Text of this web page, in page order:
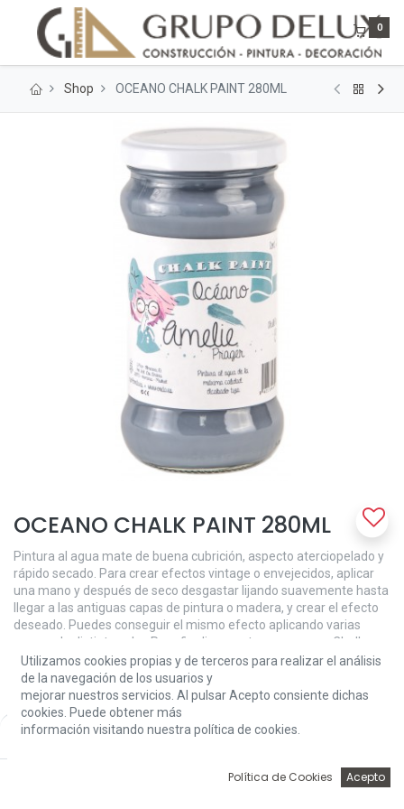
Price:
Add to Cart
0
Shop OCEANO CHALK PAINT 280ML
OCEANO CHALK PAINT 280ML
Pintura al agua mate de buena cubrición, aspecto aterciopelado y
rápido secado. Para crear efectos vintage o envejecidos, aplicar
una mano y después de seco desgastar lijando suavemente hasta
llegar a las antiguas capas de pintura o madera, y crear el efecto
deseado. Puedes conseguir el mismo efecto aplicando varias
manos de distinto color. Para ﬁnalizar proteger con cera Chalk
Paint.
7,62€
Utilizamos cookies propias y de terceros para realizar el análisis
de la navegación de los usuarios y
mejorar nuestros servicios. Al pulsar Acepto consiente dichas
cookies. Puede obtener más
información visitando nuestra política de cookies.
Política de Cookies Acepto